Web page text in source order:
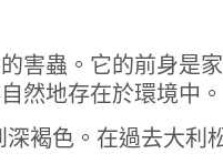
害蟲。它的前身是
然地存在於環境中。
褐色。在過去大利